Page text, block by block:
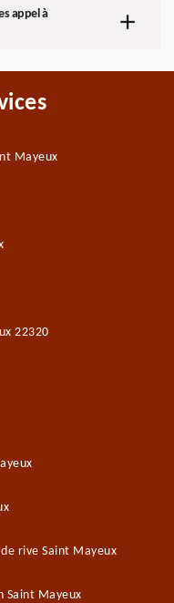
appel à
Mayeux
22320
rive Saint Mayeux
Saint Mayeux